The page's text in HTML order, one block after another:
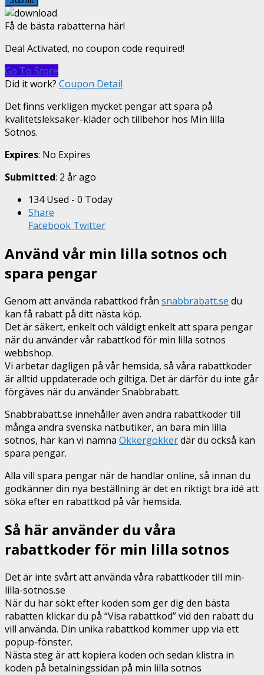
Få de bästa rabatterna här!
Deal Activated, no coupon code required!
Go To Store
Did it work? Coupon Detail
Det finns verkligen mycket pengar att spara på
kvalitetsleksaker-kläder och tillbehör hos Min lilla
Sötnos.
Expires: No Expires
Submitted: 2 år ago
134 Used - 0 Today
Share
Facebook Twitter
Använd vår min lilla sotnos och
spara pengar
Genom att använda rabattkod från snabbrabatt.se du
kan få rabatt på ditt nästa köp.
Det är säkert, enkelt och väldigt enkelt att spara pengar
när du använder vår rabattkod för min lilla sotnos
webbshop.
Vi arbetar dagligen på vår hemsida, så våra rabattkoder
är alltid uppdaterade och giltiga. Det är därför du inte går
förgäves när du använder Snabbrabatt.
Snabbrabatt.se innehåller även andra rabattkoder till
många andra svenska nätbutiker, än bara min lilla
sotnos, här kan vi nämna Okkergokkerdär du också kan
spara pengar.
Alla vill spara pengar när de handlar online, så innan du
godkänner din nya beställning är det en riktigt bra idé att
söka efter en rabattkod på vår hemsida.
Så här använder du våra
rabattkoder för min lilla sotnos
Det är inte svårt att använda våra rabattkoder till min-
lilla-sotnos.se
När du har sökt efter koden som ger dig den bästa
rabatten klickar du på “Visa rabattkod” vid den rabatt du
vill använda. Din unika rabattkod kommer upp via ett
popup-fönster.
Nästa steg är att kopiera koden och sedan klistra in
koden på betalningssidan på min lilla sotnos